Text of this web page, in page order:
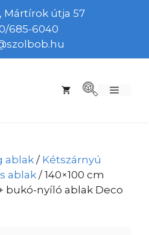
Mártírok útja 57
685-6040
Menü
ablak / Kétszárnyú
ablak / 140×100 cm
bukó-nyíló ablak Deco